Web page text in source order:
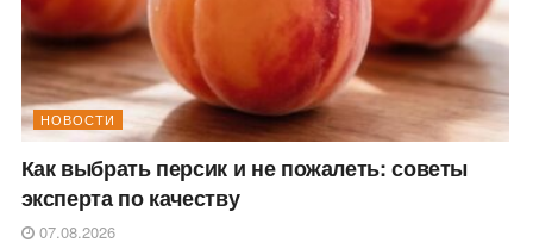
НОВОСТИ
Как выбрать персик и не пожалеть: советы
эксперта по качеству
07.08.2026